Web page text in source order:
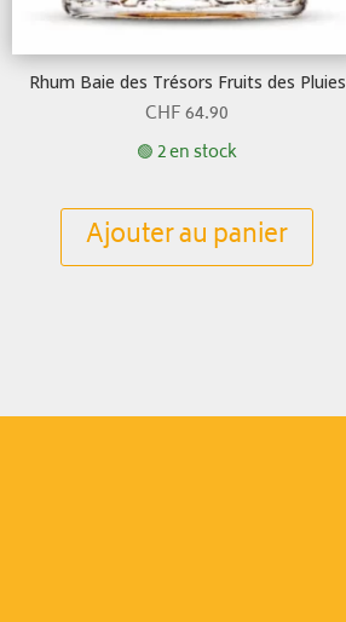
Rhum Baie des Trésors Fruits des Pluies
CHF64.90
🟢 2 en stock
Ajouter au panier